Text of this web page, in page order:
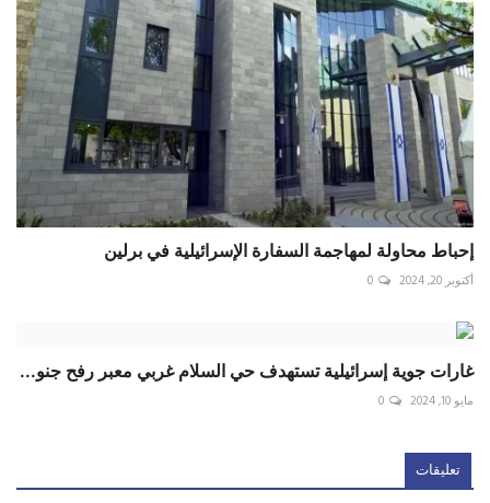
إحباط محاولة لمهاجمة السفارة الإسرائيلية في برلين
أكتوبر 20, 2024 0
غارات جوية إسرائيلية تستهدف حي السلام غربي معبر رفح جنو...
مايو 10, 2024 0
تعليقات